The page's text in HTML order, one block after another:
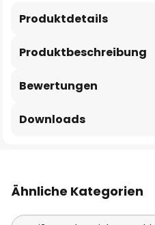
Produktbeschreibung
Produktdetails
Bewertungen
Downloads
Ähnliche Kategorien